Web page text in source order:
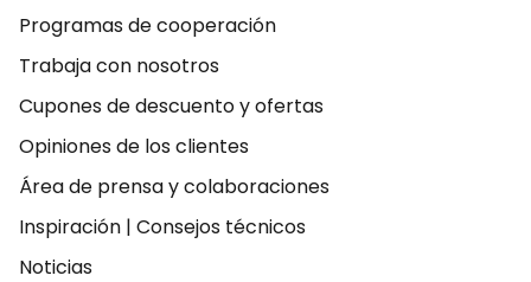
Programas de cooperación
Trabaja con nosotros
Cupones de descuento y ofertas
Opiniones de los clientes
Área de prensa y colaboraciones
Inspiración | Consejos técnicos
Noticias